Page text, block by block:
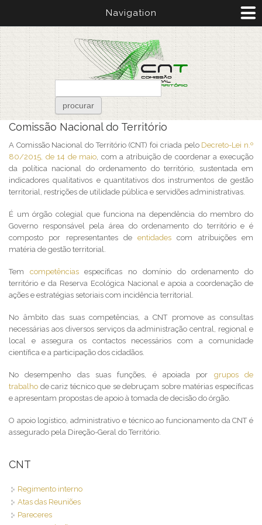
Navigation
Formulário de pesquisa
Está aqui
Comissão Nacional do Território
A Comissão Nacional do Território (CNT) foi criada pelo Decreto-Lei n.º
80/2015, de 14 de maio, com a atribuição de coordenar a execução
da política nacional do ordenamento do território, sustentada em
indicadores qualitativos e quantitativos dos instrumentos de gestão
territorial, restrições de utilidade pública e servidões administrativas.
É um órgão colegial que funciona na dependência do membro do
Governo responsável pela área do ordenamento do território e é
composto por representantes deentidades com atribuições em
matéria de gestão territorial.
Tem competênciasespecíficas no domínio do ordenamento do
território e da Reserva Ecológica Nacional e apoia a coordenação de
ações e estratégias setoriais com incidência territorial.
No âmbito das suas competências, a CNT promove as consultas
necessárias aos diversos serviços da administração central, regional e
local e assegura os contactos necessários com a comunidade
científica e a participação dos cidadãos.
No desempenho das suas funções, é apoiada por grupos de
trabalho de cariz técnico que se debruçam sobre matérias específicas
e apresentam propostas de apoio à tomada de decisão do órgão.
O apoio logístico, administrativo e técnico ao funcionamento da CNT é
assegurado pela Direção-Geral do Território.
CNT
Regimento interno
Atas das Reuniões
Pareceres